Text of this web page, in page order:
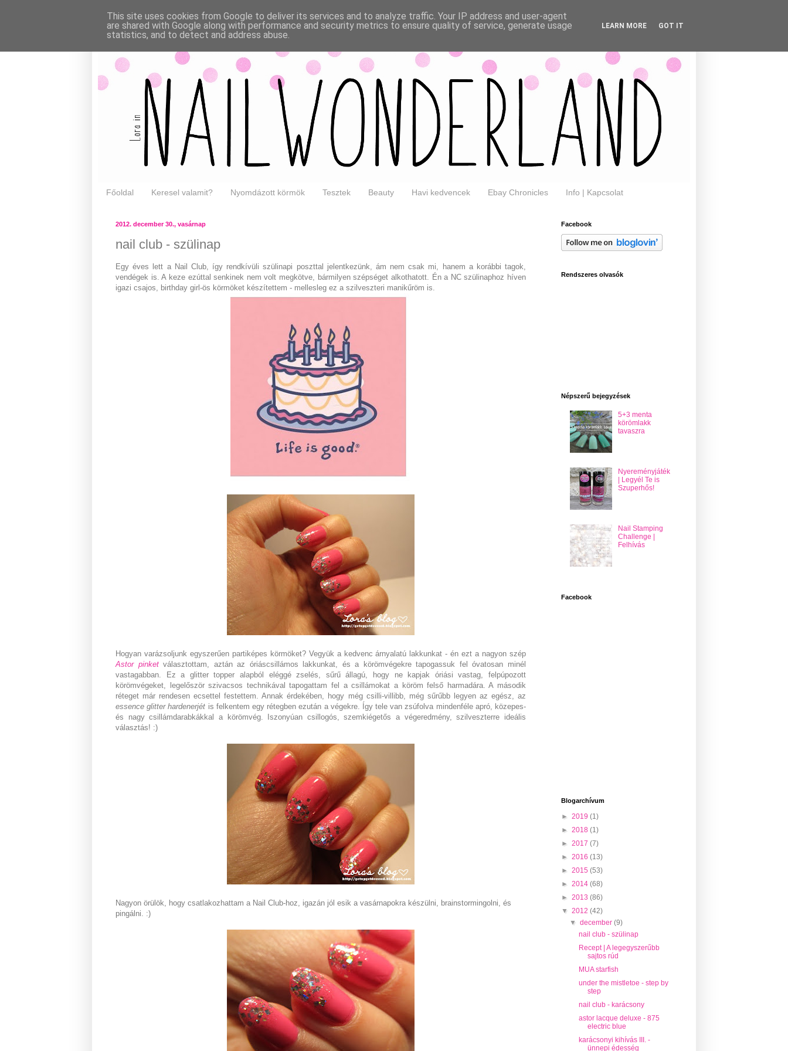
Főoldal Keresel valamit? Nyomdázott körmök Tesztek Beauty Havi kedvencek Ebay Chronicles Info | Kapcsolat
2012. december 30., vasárnap
nail club - szülinap
Egy éves lett a Nail Club, így rendkívüli szülinapi poszttal jelentkezünk, ám nem csak mi, hanem a korábbi tagok,
vendégek is. A keze ezúttal senkinek nem volt megkötve, bármilyen szépséget alkothatott. Én a NC szülinaphoz híven
igazi csajos, birthday girl-ös körmöket készítettem - mellesleg ez a szilveszteri manikűröm is.
Hogyan varázsoljunk egyszerűen partiképes körmöket? Vegyük a kedvenc árnyalatú lakkunkat - én ezt a nagyon szép
Astor pinketválasztottam, aztán az óriáscsillámos lakkunkat, és a körömvégekre tapogassuk fel óvatosan minél
vastagabban. Ez a glitter topper alapból eléggé zselés, sűrű állagú, hogy ne kapjak óriási vastag, felpúpozott
körömvégeket, legelőször szivacsos technikával tapogattam fel a csillámokat a köröm felső harmadára. A második
réteget már rendesen ecsettel festettem. Annak érdekében, hogy még csilli-villibb, még sűrűbb legyen az egész, az
essence glitter hardenerjét is felkentem egy rétegben ezután a végekre. Így tele van zsúfolva mindenféle apró, közepes-
és nagy csillámdarabkákkal a körömvég. Iszonyúan csillogós, szemkiégetős a végeredmény, szilveszterre ideális
választás! :)
Nagyon örülök, hogy csatlakozhattam a Nail Club-hoz, igazán jól esik a vasárnapokra készülni, brainstormingolni, és
pingálni. :)
Facebook
Rendszeres olvasók
Népszerű bejegyzések
5+3 menta
körömlakk
tavaszra
Nyereményjáték
| Legyél Te is
Szuperhős!
Nail Stamping
Challenge |
Felhívás
Facebook
Blogarchívum
► 2019 (1)
► 2018 (1)
► 2017 (7)
► 2016 (13)
► 2015 (53)
► 2014 (68)
► 2013 (86)
▼ 2012 (42)
▼december(9)
nail club - szülinap
Recept | A legegyszerűbb
sajtos rúd
MUA starfish
under the mistletoe - step by
step
nail club - karácsony
astor lacque deluxe - 875
electric blue
karácsonyi kihívás III. -
ünnepi édesség
This site uses cookies from Google to deliver its services and to analyze traffic. Your IP address and user-agent
are shared with Google along with performance and security metrics to ensure quality of service, generate usage
statistics, and to detect and address abuse.
LEARN MORE GOT IT